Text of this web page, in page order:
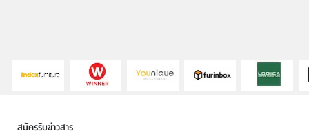
สมัครรับข่าวสาร